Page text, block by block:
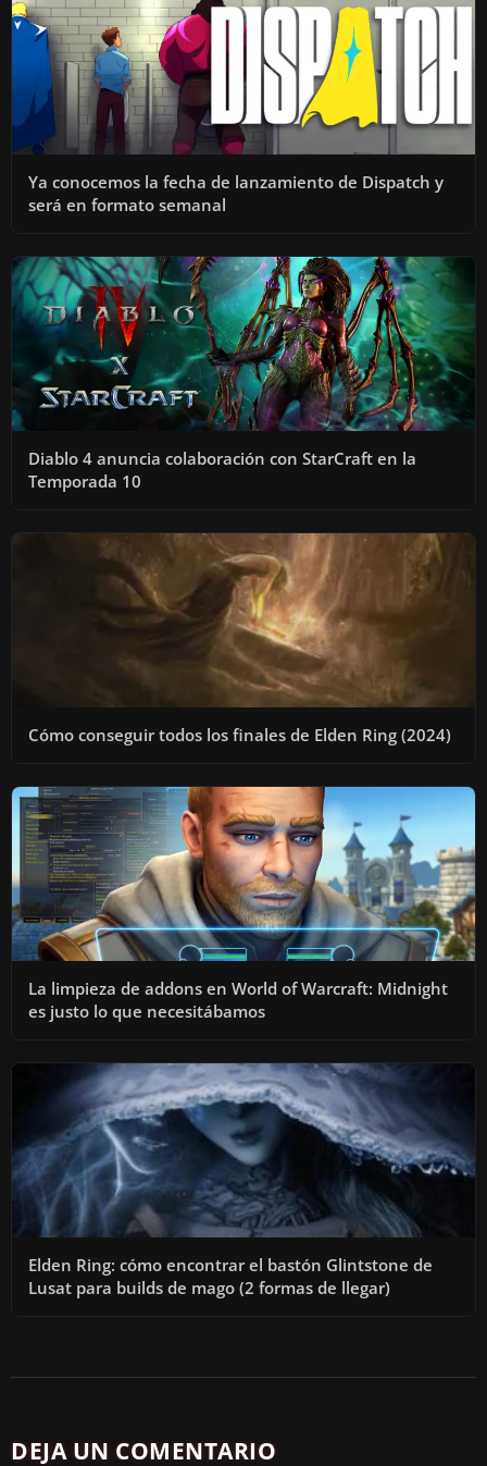
Ya conocemos la fecha de lanzamiento de Dispatch y
será en formato semanal
Diablo 4 anuncia colaboración con StarCraft en la
Temporada 10
Cómo conseguir todos los finales de Elden Ring (2024)
La limpieza de addons en World of Warcraft: Midnight
es justo lo que necesitábamos
Elden Ring: cómo encontrar el bastón Glintstone de
Lusat para builds de mago (2 formas de llegar)
DEJA UN COMENTARIO